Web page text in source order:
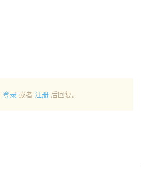
登录 或者 注册 后回复。